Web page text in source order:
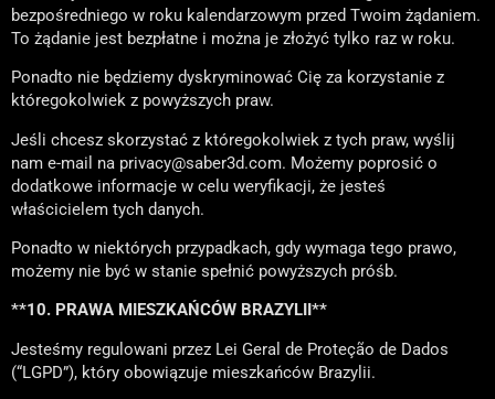
bezpośredniego w roku kalendarzowym przed Twoim żądaniem.
To żądanie jest bezpłatne i można je złożyć tylko raz w roku.
Ponadto nie będziemy dyskryminować Cię za korzystanie z
któregokolwiek z powyższych praw.
Jeśli chcesz skorzystać z któregokolwiek z tych praw, wyślij
nam e-mail na privacy@saber3d.com. Możemy poprosić o
dodatkowe informacje w celu weryfikacji, że jesteś
właścicielem tych danych.
Ponadto w niektórych przypadkach, gdy wymaga tego prawo,
możemy nie być w stanie spełnić powyższych próśb.
**10. PRAWA MIESZKAŃCÓW BRAZYLII**
Jesteśmy regulowani przez Lei Geral de Proteção de Dados
(“LGPD”), który obowiązuje mieszkańców Brazylii.